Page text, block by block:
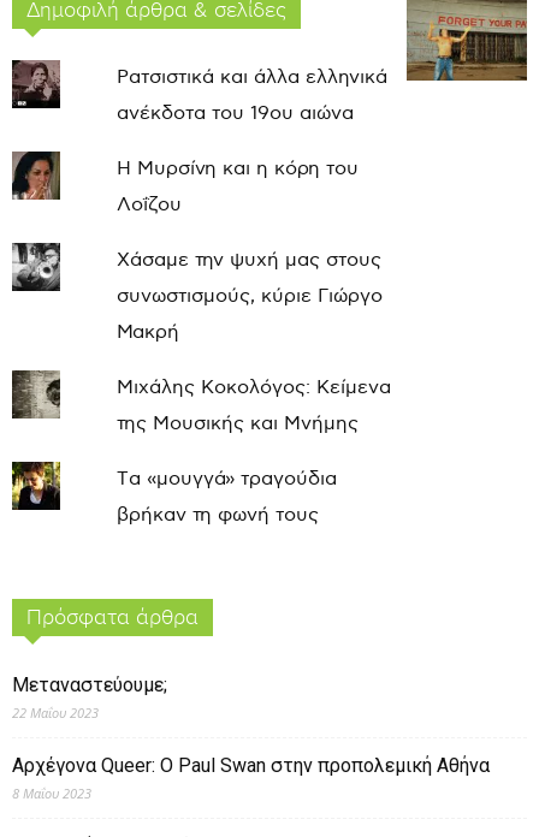
Δημοφιλή άρθρα & σελίδες
Ρατσιστικά και άλλα ελληνικά
ανέκδοτα του 19ου αιώνα
Η Μυρσίνη και η κόρη του
Λοΐζου
Χάσαμε την ψυχή μας στους
συνωστισμούς, κύριε Γιώργο
Μακρή
Μιχάλης Κοκολόγος: Κείμενα
της Μουσικής και Μνήμης
Τα «μουγγά» τραγούδια
βρήκαν τη φωνή τους
Πρόσφατα άρθρα
Μεταναστεύουμε;
22 Μαΐου 2023
Αρχέγονα Queer: O Paul Swan στην προπολεμική Αθήνα
8 Μαΐου 2023